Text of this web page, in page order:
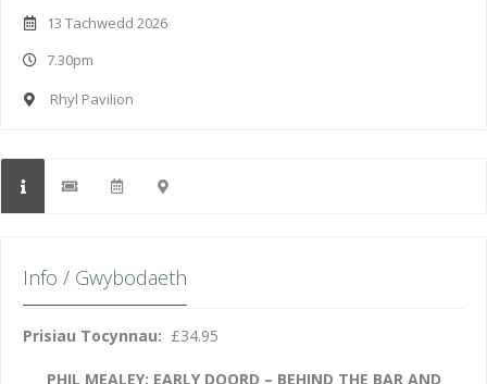
13 Tachwedd 2026
7.30pm
Rhyl Pavilion
Info / Gwybodaeth
Prisiau Tocynnau: £34.95
PHIL MEALEY: EARLY DOORD – BEHIND THE BAR AND